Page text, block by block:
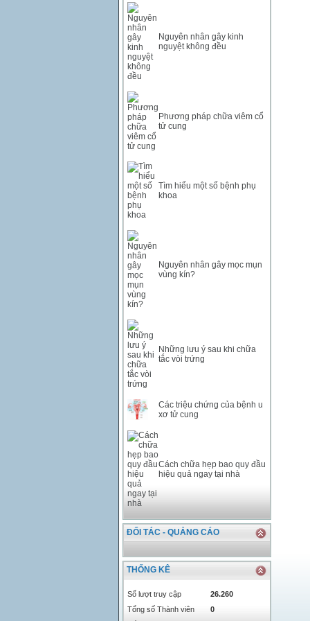
KRW
KWD
0
79758.97
MYR
NOK
SAR
0
6457
SEK
Nguyên nhân gây kinh
nguyệt không đều
Phương pháp chữa viêm cổ
tử cung
Tìm hiểu một số bệnh phụ
khoa
Nguyên nhân gây mọc mụn
vùng kín?
Những lưu ý sau khi chữa
tắc vòi trứng
Các triệu chứng của bệnh u
xơ tử cung
Cách chữa hẹp bao quy đầu
hiệu quả ngay tại nhà
ĐỐI TÁC - QUẢNG CÁO
THỐNG KÊ
Số lượt truy cập
26.260
Tổng số Thành viên
0